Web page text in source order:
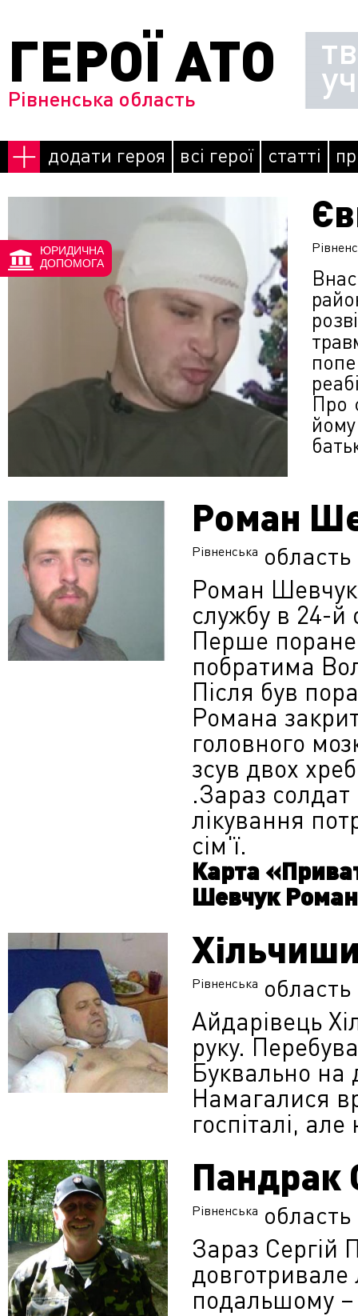
ГЕРОЇ АТО
Рівненська область
додати героя всі герої статті
Про
Роман
Рівненська область
Роман
службу в 24-й
Перше
побратима
Після був
Романа
головного
зсув двох
.Зараз
лікування
сім'ї.
Карта
Шевчук
Рівненська область
Айдарівець
руку.
Буквально на
Намагалися
госпіталі,
Пандрак
Рівненська область
Зараз Сергій
довготривале
подальшому
Сторінки
ЮРИДИЧНА
ДОПОМОГА